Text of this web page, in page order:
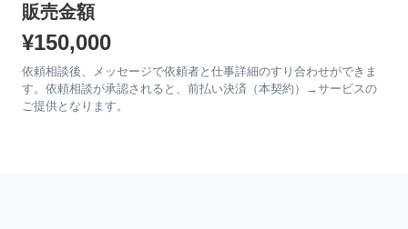
販売金額
¥150,000
依頼相談後、メッセージで依頼者と仕事詳細のすり合わせができま
す。依頼相談が承認されると、前払い決済（本契約）→サービスの
ご提供となります。